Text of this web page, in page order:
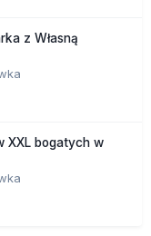
z Własną
XXL bogatych w